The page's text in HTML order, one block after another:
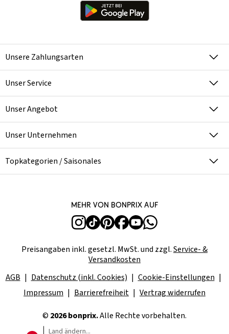
Unsere Zahlungsarten
Unser Service
Unser Angebot
Unser Unternehmen
Topkategorien / Saisonales
Mehr von bonprix auf
Preisangaben inkl. gesetzl. MwSt. und zzgl.Service- &
Versandkosten
AGB
Datenschutz (inkl. Cookies)
Cookie-Einstellungen
Impressum
Barrierefreiheit Vertrag widerrufen
© 2026 bonprix.Alle Rechte vorbehalten.
Land ändern...